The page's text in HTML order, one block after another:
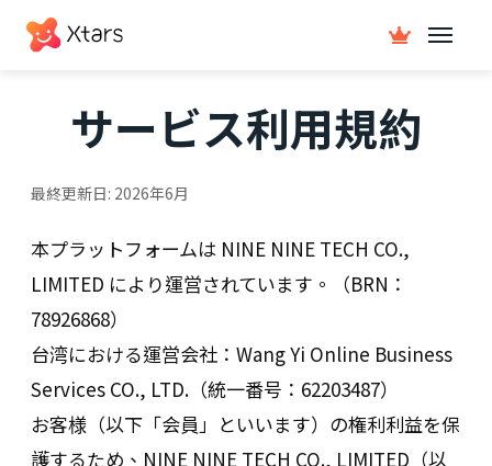
サービス利用規約
最終更新日: 2026年6月
本プラットフォームは NINE NINE TECH CO.,
LIMITED により運営されています。（BRN：
78926868）
台湾における運営会社：Wang Yi Online Business
Services CO., LTD.（統一番号：62203487）
お客様（以下「会員」といいます）の権利利益を保
護するため、NINE NINE TECH CO., LIMITED（以